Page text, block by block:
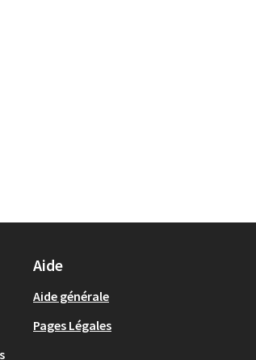
Aide
Aide générale
Pages Légales